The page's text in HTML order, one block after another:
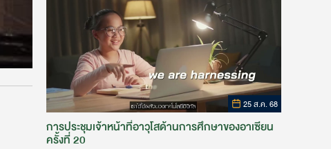
25 ส.ค. 68
การประชุมเจ้าหน้าที่อาวุโสด้านการศึกษาของอาเซียน
ครั้งที่ 20